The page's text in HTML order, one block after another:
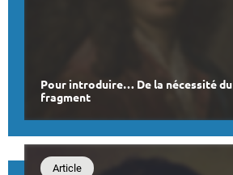
Pour introduire… De la nécessité du
fragment
Article